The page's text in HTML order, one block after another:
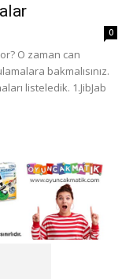
0
O zaman can
bakmalısınız.
listeledik. 1.JibJab